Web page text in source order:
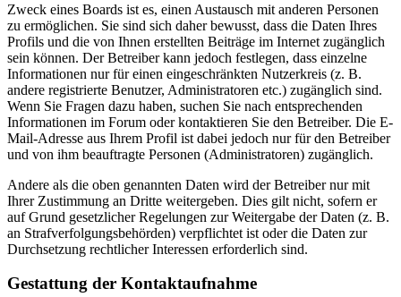
Zweck eines Boards ist es, einen Austausch mit anderen Personen
zu ermöglichen. Sie sind sich daher bewusst, dass die Daten Ihres
Profils und die von Ihnen erstellten Beiträge im Internet zugänglich
sein können. Der Betreiber kann jedoch festlegen, dass einzelne
Informationen nur für einen eingeschränkten Nutzerkreis (z. B.
andere registrierte Benutzer, Administratoren etc.) zugänglich sind.
Wenn Sie Fragen dazu haben, suchen Sie nach entsprechenden
Informationen im Forum oder kontaktieren Sie den Betreiber. Die E-
Mail-Adresse aus Ihrem Profil ist dabei jedoch nur für den Betreiber
und von ihm beauftragte Personen (Administratoren) zugänglich.
Andere als die oben genannten Daten wird der Betreiber nur mit
Ihrer Zustimmung an Dritte weitergeben. Dies gilt nicht, sofern er
auf Grund gesetzlicher Regelungen zur Weitergabe der Daten (z. B.
an Strafverfolgungsbehörden) verpflichtet ist oder die Daten zur
Durchsetzung rechtlicher Interessen erforderlich sind.
Gestattung der Kontaktaufnahme